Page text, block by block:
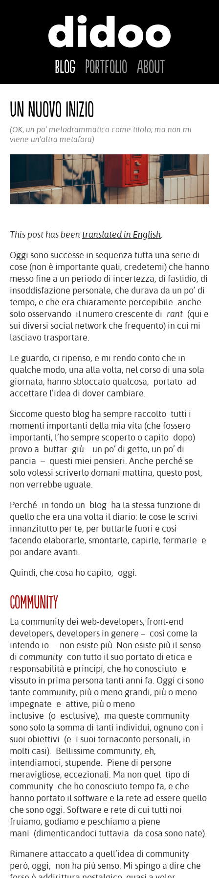
Blog Portfolio About
Un nuovo inizio
(OK, un po’ melodrammatico come titolo; ma non mi
viene un’altra metafora)
This post has been translated in English
Oggi sono successe in sequenza tutta una serie di
cose (non è importante quali, credetemi) che hanno
messo fine a un periodo di incertezza, di fastidio, di
insoddisfazione personale, che durava da un po’ di
tempo, e che era chiaramente percepibile anche
solo osservando il numero crescente di rant (qui e
sui diversi social network che frequento) in cui mi
lasciavo trasportare.
Le guardo, ci ripenso, e mi rendo conto che in
qualche modo, una alla volta, nel corso di una sola
giornata, hanno sbloccato qualcosa, portato ad
accettare l’idea di dover cambiare.
Siccome questo blog ha sempre raccolto tutti i
momenti importanti della mia vita (che fossero
importanti, l’ho sempre scoperto o capito dopo)
provo a buttar giù – un po’ di getto, un po’ di
pancia – questi miei pensieri. Anche perché se
solo volessi scriverlo domani mattina, questo post,
non verrebbe uguale.
Perché in fondo un blog ha la stessa funzione di
quello che era una volta il diario: le cose le scrivi
innanzitutto per te, per buttarle fuori e così
facendo elaborarle, smontarle, capirle, fermarle e
poi andare avanti.
Quindi, che cosa ho capito, oggi.
Community
La community dei web-developers, front-end
developers, developers in genere – così come la
intendo io – non esiste più. Non esiste più il senso
di community con tutto il suo portato di etica e
responsabilità e principi, che ho conosciuto e
vissuto in prima persona tanti anni fa. Oggi ci sono
tante community, più o meno grandi, più o meno
impegnate e attive, più o meno
inclusive (o esclusive), ma queste community
sono solo la somma di tanti individui, ognuno con i
suoi obiettivi (e i suoi tornaconto personali, in
molti casi). Bellissime community, eh,
intendiamoci, stupende. Piene di persone
meravigliose, eccezionali. Ma non quel tipo di
community che ho conosciuto tempo fa, e che
hanno portato il software e la rete ad essere quello
che sono oggi. Software e rete di cui tutti noi
fruiamo, godiamo e peschiamo a piene
mani (dimenticandoci tuttavia da cosa sono nate).
Rimanere attaccato a quell’idea di community
però, oggi, non ha più senso. Mi spingo a dire che